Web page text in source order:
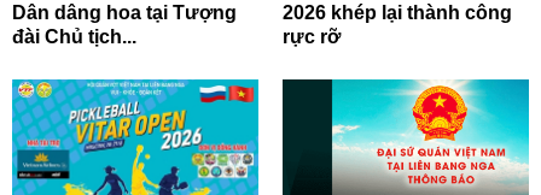
Dân dâng hoa tại Tượng
đài Chủ tịch...
2026 khép lại thành công
rực rỡ